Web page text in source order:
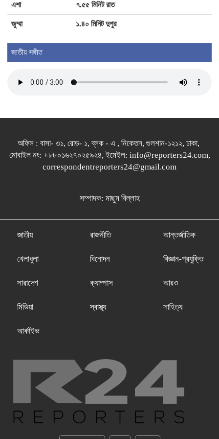
এশা ৭.৫৫ মিনিট রাত
জুম্মা ১.৪০ মিনিট দুপুর
জাতীয় সঙ্গীত
অফিস : বাসা- ৩১, রোড- ১, ব্লক - এ , নিকেতন, গুলশান-১২১২, ঢাকা,
মোবাইল নং: +৮৮০১৬২৭০২৫৯২৪, ইমেইল: info@reporters24.com,
correspondentreporters24@gmail.com
সম্পাদক: মাছুম বিল্লাহ
জাতীয় রাজনীতি আন্তর্জাতিক
খেলাধুলা বিনোদন বিজ্ঞান-প্রযুক্তি
সারাদেশ ক্যাম্পাস আরও
মিডিয়া স্বাস্থ্য সাহিত্য
আর্কাইভ